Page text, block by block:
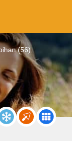
(56)